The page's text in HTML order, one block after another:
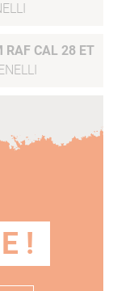
RAF CAL 28 ET
!